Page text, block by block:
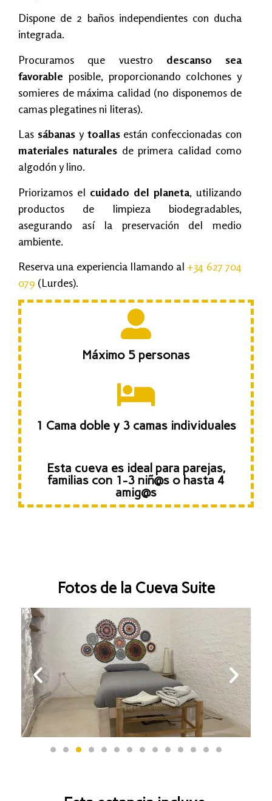
Dispone de 2 baños independientes con ducha
integrada.
Procuramos que vuestro descanso sea
favorable posible, proporcionando colchones y
somieres de máxima calidad (no disponemos de
camas plegatines ni literas).
Las sábanasytoallasestán confeccionadas con
materiales naturales de primera calidad como
algodón y lino.
Priorizamos el cuidado del planeta, utilizando
productos de limpieza biodegradables,
asegurando así la preservación del medio
ambiente.
Reserva una experiencia llamando al +34 627 704
079 (Lurdes).
Máximo 5 personas
1 Cama doble y 3 camas individuales
Esta cueva es ideal para parejas,
familias con 1-3 niñ@s o hasta 4
amig@s
Fotos de la Cueva Suite